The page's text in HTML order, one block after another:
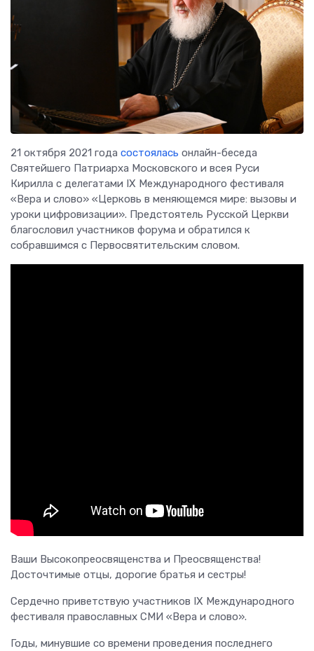
21 октября 2021 года состоялась онлайн-беседа
Святейшего Патриарха Московского и всея Руси
Кирилла с делегатами IX Международного фестиваля
«Вера и слово» «Церковь в меняющемся мире: вызовы и
уроки цифровизации». Предстоятель Русской Церкви
благословил участников форума и обратился к
собравшимся с Первосвятительским словом.
Ваши Высокопреосвященства и Преосвященства!
Досточтимые отцы, дорогие братья и сестры!
Сердечно приветствую участников IX Международного
фестиваля православных СМИ «Вера и слово».
Годы, минувшие со времени проведения последнего